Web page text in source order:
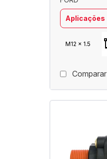
Aplicações
M12 x 1.5
Comparar